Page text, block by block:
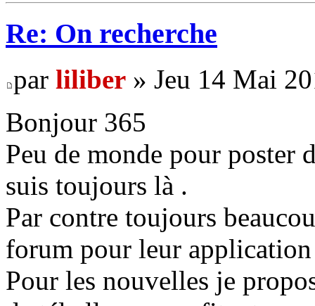
Re: On recherche
par liliber » Jeu 14 Mai
Bonjour 365
Peu de monde pour poster
suis toujours là .
Par contre toujours
forum pour leur
Pour les nouvelles je